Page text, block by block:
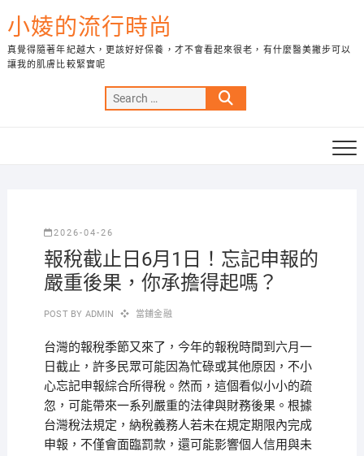
to
content
小婈的流行時尚
真覺得隨著年紀越大，更該好好保養，才不會看起來很老，有什麼醫美撇步可以
讓我的肌膚比較緊實呢
Search
…
2026-04-26
報稅截止日6月1日！忘記申報的
嚴重後果，你承擔得起嗎？
POST BY ADMIN 當鋪金融
台灣的報稅季節又來了，今年的報稅時間到六月一
日截止，許多民眾可能因為忙碌或其他原因，不小
心忘記申報綜合所得稅。然而，這個看似小小的疏
忽，可能帶來一系列嚴重的法律與財務後果。根據
台灣稅法規定，納稅義務人若未在規定期限內完成
申報，不僅會面臨罰款，還可能影響個人信用與未